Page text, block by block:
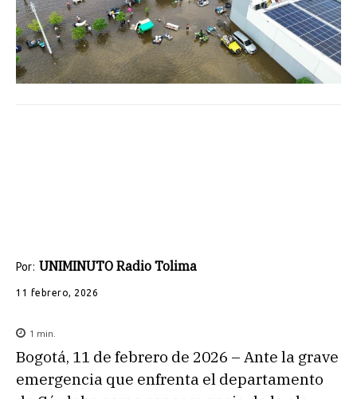
Por: UNIMINUTO Radio Tolima
11 febrero, 2026
1 min.
Bogotá, 11 de febrero de 2026 – Ante la grave
emergencia que enfrenta el departamento